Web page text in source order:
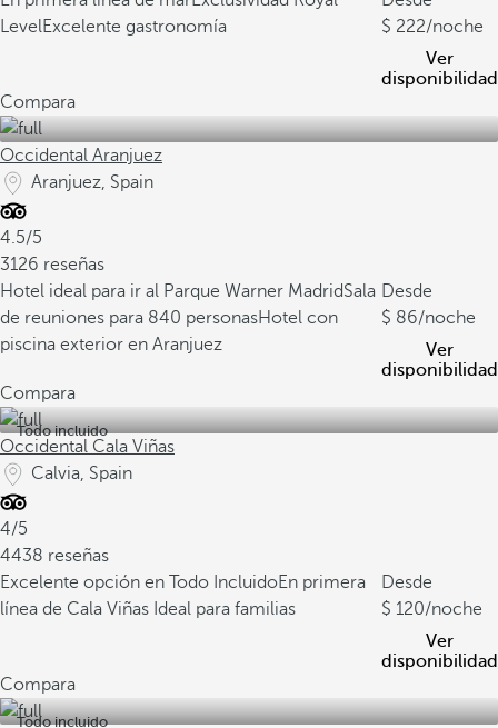
LevelExcelente gastronomía
222/noche
Ver
disponibilidad
Compara
Occidental Aranjuez
Aranjuez, Spain
4.5/5
3126 reseñas
Hotel ideal para ir al Parque Warner MadridSala
de reuniones para 840 personasHotel con
piscina exterior en Aranjuez
Desde
86/noche
Ver
disponibilidad
Compara
Todo incluido
Occidental Cala Viñas
Calvia, Spain
4/5
4438 reseñas
Excelente opción en Todo IncluidoEn primera
línea de Cala Viñas Ideal para familias
Desde
120/noche
Ver
disponibilidad
Compara
Todo incluido